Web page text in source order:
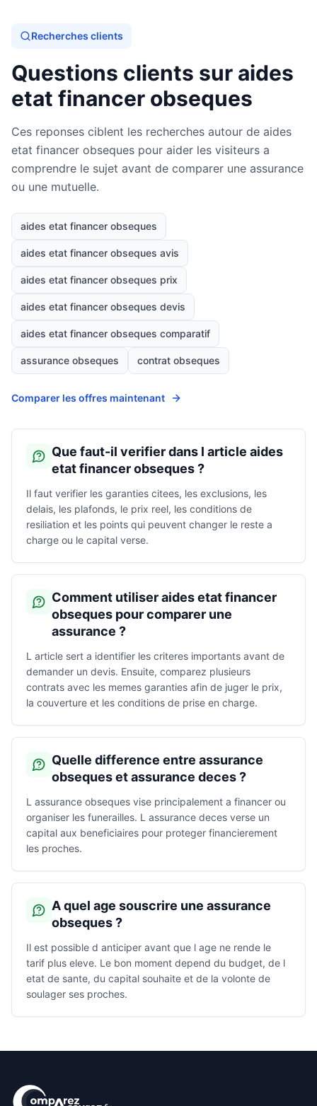
Recherches clients
Questions clients sur aides
etat financer obseques
Ces reponses ciblent les recherches autour de aides
etat financer obseques pour aider les visiteurs a
comprendre le sujet avant de comparer une assurance
ou une mutuelle.
aides etat financer obseques
aides etat financer obseques avis
aides etat financer obseques prix
aides etat financer obseques devis
aides etat financer obseques comparatif
assurance obseques contrat obseques
Comparer les offres maintenant
Que faut-il verifier dans l article aides
etat financer obseques ?
Il faut verifier les garanties citees, les exclusions, les
delais, les plafonds, le prix reel, les conditions de
resiliation et les points qui peuvent changer le reste a
charge ou le capital verse.
Comment utiliser aides etat financer
obseques pour comparer une
assurance ?
L article sert a identifier les criteres importants avant de
demander un devis. Ensuite, comparez plusieurs
contrats avec les memes garanties afin de juger le prix,
la couverture et les conditions de prise en charge.
Quelle difference entre assurance
obseques et assurance deces ?
L assurance obseques vise principalement a financer ou
organiser les funerailles. L assurance deces verse un
capital aux beneficiaires pour proteger financierement
les proches.
A quel age souscrire une assurance
obseques ?
Il est possible d anticiper avant que l age ne rende le
tarif plus eleve. Le bon moment depend du budget, de l
etat de sante, du capital souhaite et de la volonte de
soulager ses proches.